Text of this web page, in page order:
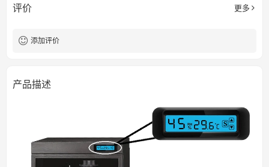
评价 更多
添加评价
产品描述